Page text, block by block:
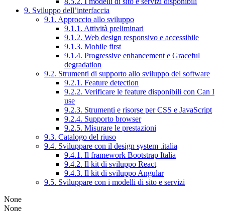
9. Sviluppo dell’interfaccia
9.1. Approccio allo sviluppo
9.1.1. Attività preliminari
9.1.2. Web design responsivo e accessibile
9.1.3. Mobile first
9.1.4. Progressive enhancement e Graceful
degradation
9.2. Strumenti di supporto allo sviluppo del software
9.2.1. Feature detection
9.2.2. Verificare le feature disponibili con Can I
use
9.2.3. Strumenti e risorse per CSS e JavaScript
9.2.4. Supporto browser
9.2.5. Misurare le prestazioni
9.3. Catalogo del riuso
9.4. Sviluppare con il design system .italia
9.4.1. Il framework Bootstrap Italia
9.4.2. Il kit di sviluppo React
9.4.3. Il kit di sviluppo Angular
9.5. Sviluppare con i modelli di sito e servizi
None
None